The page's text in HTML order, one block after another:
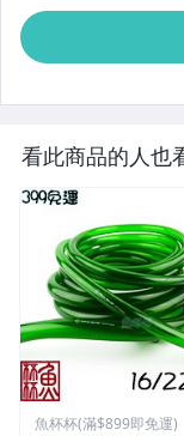
看此商品的人也
魚杯杯(滿$899即免運)